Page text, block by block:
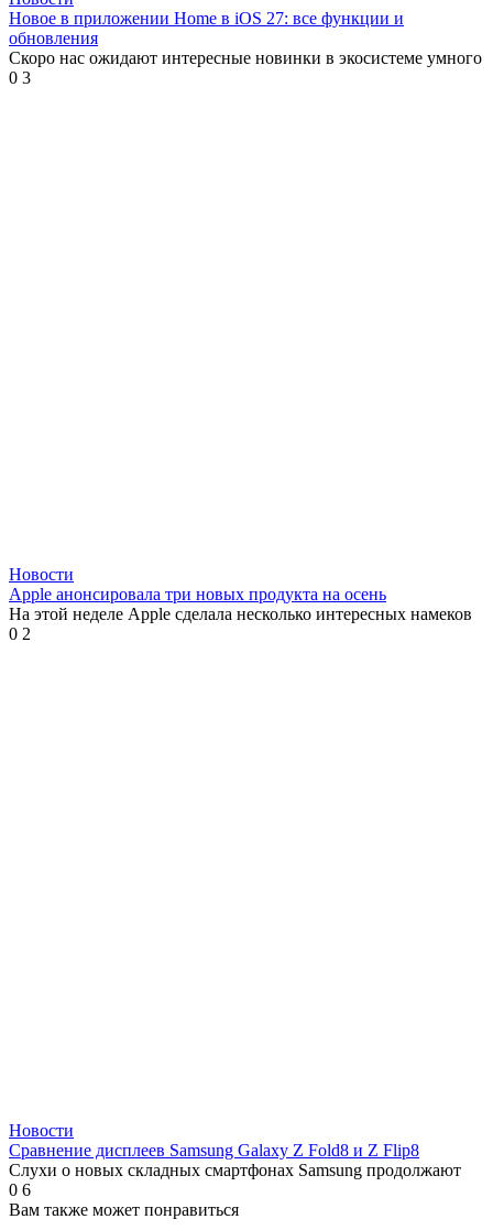
Новое в приложении Home в iOS 27: все функции и
обновления
Скоро нас ожидают интересные новинки в экосистеме умного
0 3
Новости
Apple анонсировала три новых продукта на осень
На этой неделе Apple сделала несколько интересных намеков
0 2
Новости
Сравнение дисплеев Samsung Galaxy Z Fold8 и Z Flip8
Слухи о новых складных смартфонах Samsung продолжают
0 6
Вам также может понравиться